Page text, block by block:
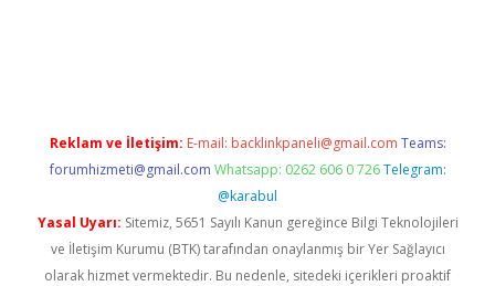
Reklam ve İletişim: E-mail: backlinkpaneli@gmail.com Teams:
forumhizmeti@gmail.com Whatsapp: 0262 606 0 726 Telegram:
@karabul
Yasal Uyarı: Sitemiz, 5651 Sayılı Kanun gereğince Bilgi Teknolojileri
ve İletişim Kurumu (BTK) tarafından onaylanmış bir Yer Sağlayıcı
olarak hizmet vermektedir. Bu nedenle, sitedeki içerikleri proaktif